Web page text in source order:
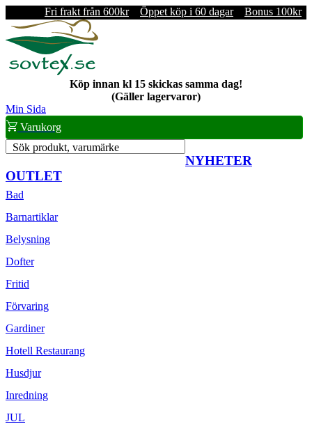
Fri frakt från 600kr Öppet köp i 60 dagar Bonus 100kr
Köp innan kl 15 skickas samma dag!
(Gäller lagervaror)
Min Sida
Varukorg
Sök produkt, varumärke
NYHETER
OUTLET
Bad
Barnartiklar
Belysning
Dofter
Fritid
Förvaring
Gardiner
Hotell Restaurang
Husdjur
Inredning
JUL